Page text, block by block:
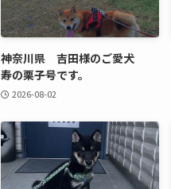
神奈川県 吉田様のご愛犬
寿の栗子号です。
2026-08-02